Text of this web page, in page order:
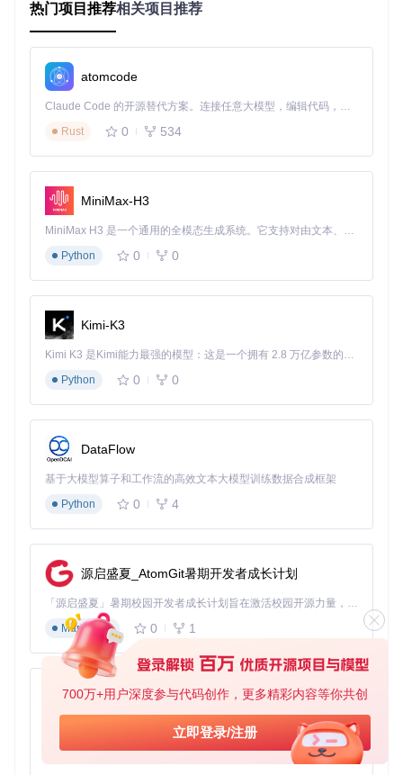
700万+用户深度参与代码创作，更多精彩内容等你共创
立即登录/注册
了其技术特点和应用场景，并强调了项目的独特优势。希望这
NodeJS-Learning 下载源代码
热门项目推荐相关项目推荐
atomcode
Claude Code 的开源替代方案。连接任意大模型，编辑代码，运行命令，自动验证 — 全自动执行。用 Rust 构建，极致性能。 ｜ An open-source alternative to Claude Code. Connect any LLM, edit code, run commands, and verify changes — autonomously. Built in Rust for speed. Get Started
Rust
0 534
MiniMax-H3
MiniMax H3 是一个通用的全模态生成系统。它支持对由文本、图像、视频和音频组成的多模态上下文进行统一理解，并能生成分辨率高达 2K、时长可达 15 秒的带原生立体声音频的视频。得益于面向任务泛化的系统设计，H3 在预训练阶段就已具备广泛的多模态上下文理解与生成能力，能够出色地执行复杂的多模态指令。
Python
0 0
Kimi-K3
Kimi K3 是Kimi能力最强的模型：这是一个拥有 2.8 万亿参数的混合专家（MoE）模型，具备原生视觉理解能力，并支持 100 万 token 的上下文窗口。
Python
0 0
DataFlow
基于大模型算子和工作流的高效文本大模型训练数据合成框架
Python
0 4
源启盛夏_AtomGit暑期开发者成长计划
「源启盛夏」暑期校园开发者成长计划旨在激活校园开源力量，通过积分激励、认证扶持、资源倾斜等形式，引导高校组织和开发者完成「入驻 — 建项目 — 做贡献 — 获认证 — 得资源」的完整闭环。无论你是想带领社团入驻平台的组织者，还是希望用代码贡献证明自己的开发者，都能在这里找到属于你的成长路径。
Markdown
0 1
py-xiaozhi
基于Python的Xiaozhi AI，适用于想要完整Xiaozhi体验而无需拥有专用硬件的用户。
Python
0 1